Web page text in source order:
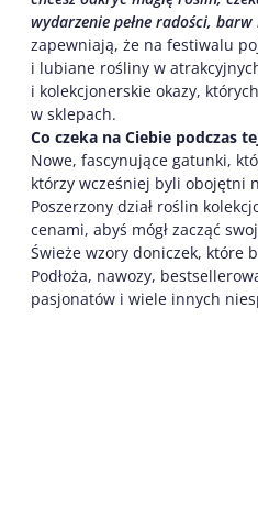
wydarzenie pełne radości,
zapewniają, że na festiwalu
i lubiane rośliny w
i kolekcjonerskie okazy,
w sklepach.
Co czeka na Ciebie podczas
Nowe, fascynujące gatunki,
którzy wcześniej byli obojętni
Poszerzony dział roślin
cenami, abyś mógł zacząć
Świeże wzory doniczek, które
Podłoża, nawozy,
pasjonatów i wiele innych